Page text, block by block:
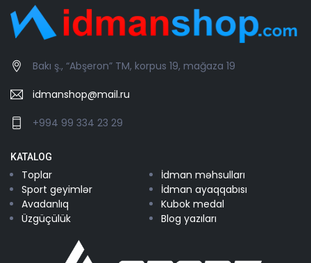
Bakı ş., “Abşeron” TM, korpus 19, mağaza 19
idmanshop@mail.ru
+994 99 334 23 29
KATALOG
Toplar
İdman məhsulları
Sport geyimlər
İdman ayaqqabısı
Avadanlıq
Kubok medal
Üzgüçülük
Blog yazıları